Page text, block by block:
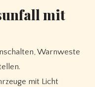
mit
Warnweste
mit Licht